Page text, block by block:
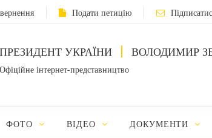
Подати петицію
ПРЕЗИДЕНТ УКРАЇНИ ВОЛОДИМИР
Офіційне інтернет-представництво
ФОТО ВІДЕО ДОКУМЕНТИ